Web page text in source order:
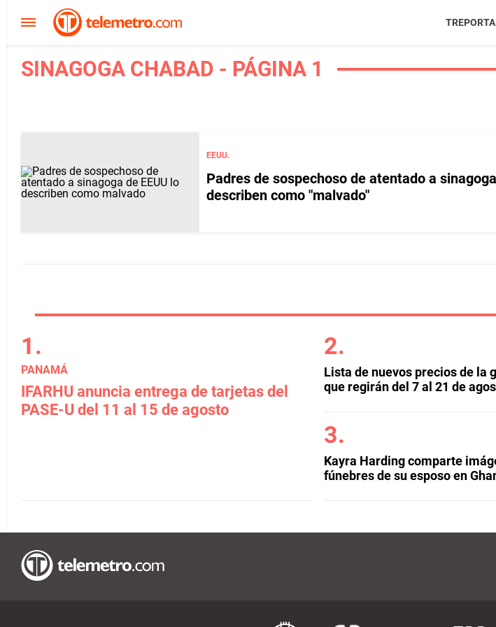
TREPORTA
SINAGOGA CHABAD - PÁGINA 1
EEUU.
Padres de sospechoso de atentado a
describen como "malvado"
PANAMÁ
IFARHU anuncia entrega de tarjetas del
PASE-U del 11 al 15 de agosto
Lista de nuevos precios de la
que regirán del 7 al 21 de
Kayra Harding comparte
fúnebres de su esposo en